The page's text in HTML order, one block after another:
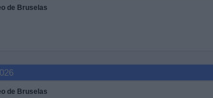
de Bruselas
de Bruselas